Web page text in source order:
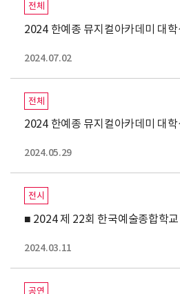
전체
2024 한예종 뮤지컬아카데미 대
2024.07.02
전체
2024 한예종 뮤지컬아카데미 대
2024.05.29
전시
■ 2024 제 22회 한국예술종합학
2024.03.11
공연